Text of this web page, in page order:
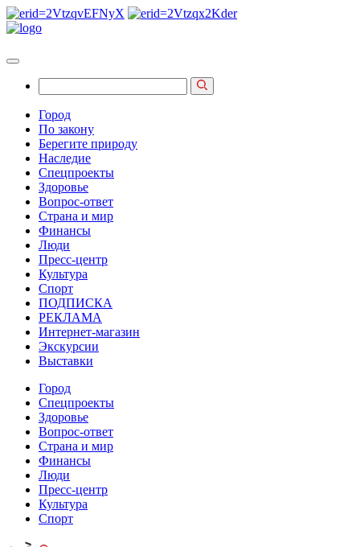
Город
По закону
Берегите природу
Наследие
Спецпроекты
Здоровье
Вопрос-ответ
Страна и мир
Финансы
Люди
Пресс-центр
Культура
Спорт
ПОДПИСКА
РЕКЛАМА
Интернет-магазин
Экскурсии
Выставки
Город
Спецпроекты
Здоровье
Вопрос-ответ
Страна и мир
Финансы
Люди
Пресс-центр
Культура
Спорт